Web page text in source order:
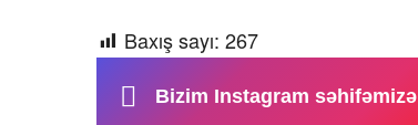
Baxış sayı: 267
Bizim Instagram